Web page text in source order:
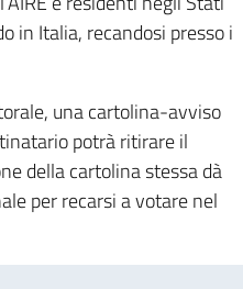
in Italia, recandosi presso i
una cartolina-avviso
potrà ritirare il
della cartolina stessa dà
per recarsi a votare nel